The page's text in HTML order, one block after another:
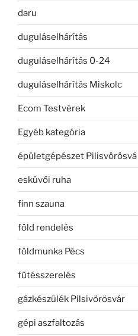
daru
duguláselhárítás
duguláselhárítás 0-24
duguláselhárítás Miskolc
Ecom Testvérek
Egyéb kategória
épületgépészet Pilisvörösvá
esküvői ruha
finn szauna
föld rendelés
földmunka Pécs
fűtésszerelés
gázkészülék Pilsivörösvár
gépi aszfaltozás